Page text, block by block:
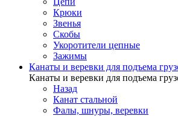
Крюки
Звенья
Скобы
Укоротители цепные
Зажимы
Канаты и веревки для подъема
Канаты и веревки для подъема
Назад
Канат стальной
Фалы, шнуры, веревки